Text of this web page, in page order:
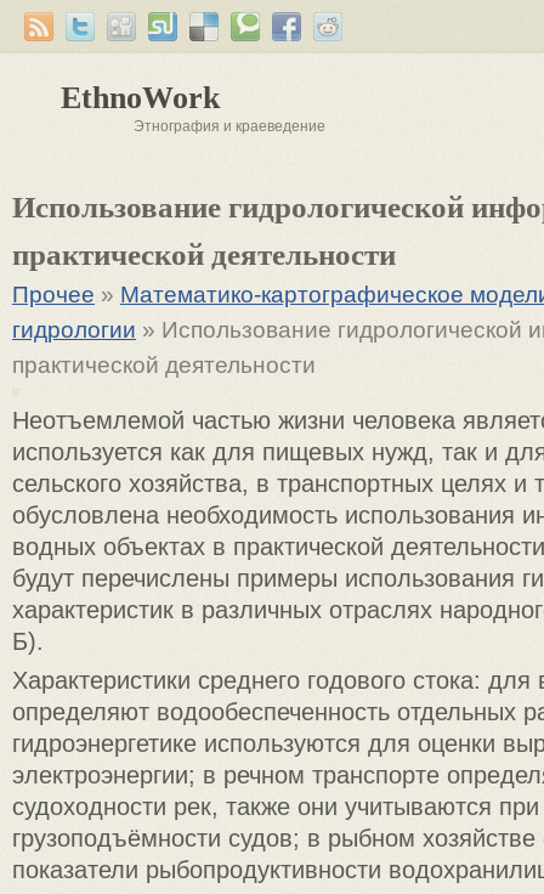
EthnoWork
Этнография и краеведение
Использование гидрологической
практической деятельности
Прочее » Математико-картографическое
гидрологии » Использование гидрологической
практической деятельности
Неотъемлемой частью жизни человека
используется как для пищевых нужд, так и
сельского хозяйства, в транспортных целях и
обусловлена необходимость использования
водных объектах в практической
будут перечислены примеры использования
характеристик в различных отраслях
Б).
Характеристики среднего годового стока:
определяют водообеспеченность отдельных
гидроэнергетике используются для оценки
электроэнергии; в речном транспорте
судоходности рек, также они учитываются при
грузоподъёмности судов; в рыбном
показатели рыбопродуктивности